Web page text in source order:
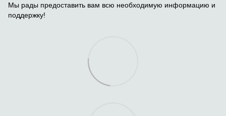
Мы рады предоставить вам всю необходимую информацию и
поддержку!